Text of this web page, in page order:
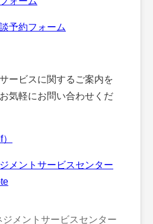
予約フォーム
ービスに関するご案内を
気軽にお問い合わせくだ
メントサービスセンター
メントサービスセンター